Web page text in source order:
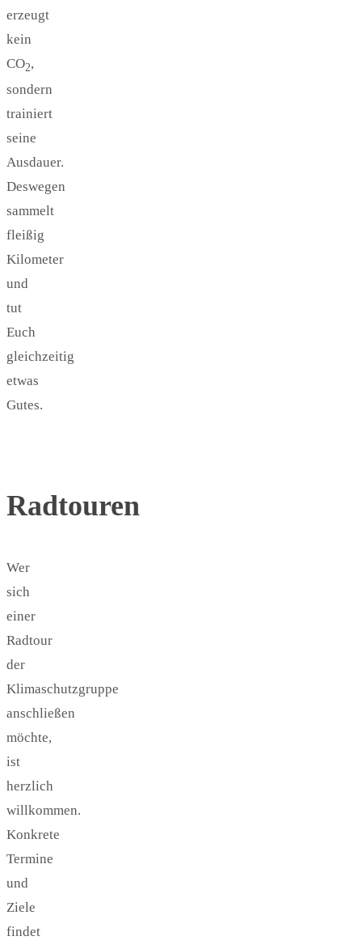
erzeugt
kein
CO2,
sondern
trainiert
seine
Ausdauer.
Deswegen
sammelt
fleißig
Kilometer
und
tut
Euch
gleichzeitig
etwas
Gutes.
Radtouren
Wer
sich
einer
Radtour
der
Klimaschutzgruppe
anschließen
möchte,
ist
herzlich
willkommen.
Konkrete
Termine
und
Ziele
findet